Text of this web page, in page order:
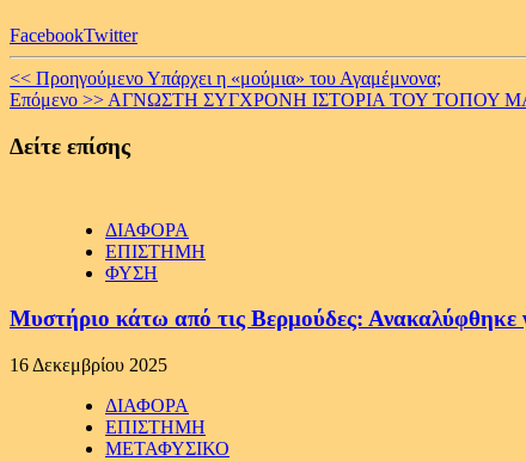
FacebookTwitter
Continue
Reading
<< ΠροηγούμενοΥπάρχει η «μούμια» του Αγαμέμνονα;
Επόμενο >> ΑΓΝΩΣΤΗ ΣΥΓΧΡΟΝΗ ΙΣΤΟΡΙΑ ΤΟΥ ΤΟΠΟΥ
Δείτε επίσης
ΔΙΑΦΟΡΑ
ΕΠΙΣΤΗΜΗ
ΦΥΣΗ
Μυστήριο κάτω από τις Βερμούδες: Ανακαλύφθηκε
16 Δεκεμβρίου 2025
ΔΙΑΦΟΡΑ
ΕΠΙΣΤΗΜΗ
ΜΕΤΑΦΥΣΙΚΟ